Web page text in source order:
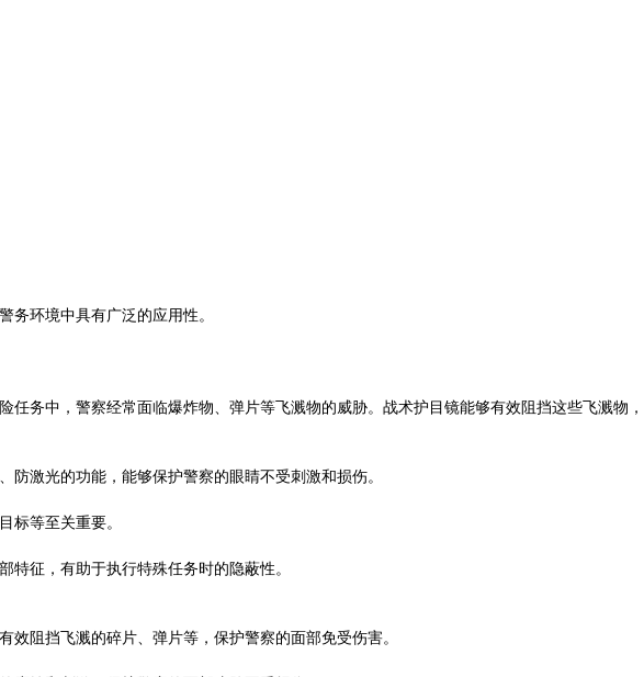
环境中具有广泛的应用性。
务中，警察经常面临爆炸物、弹片等飞溅物的威胁。战术护目镜能够有效阻挡这些飞溅物，
激光的功能，能够保护警察的眼睛不受刺激和损伤。
等至关重要。
征，有助于执行特殊任务时的隐蔽性。
阻挡飞溅的碎片、弹片等，保护警察的面部免受伤害。